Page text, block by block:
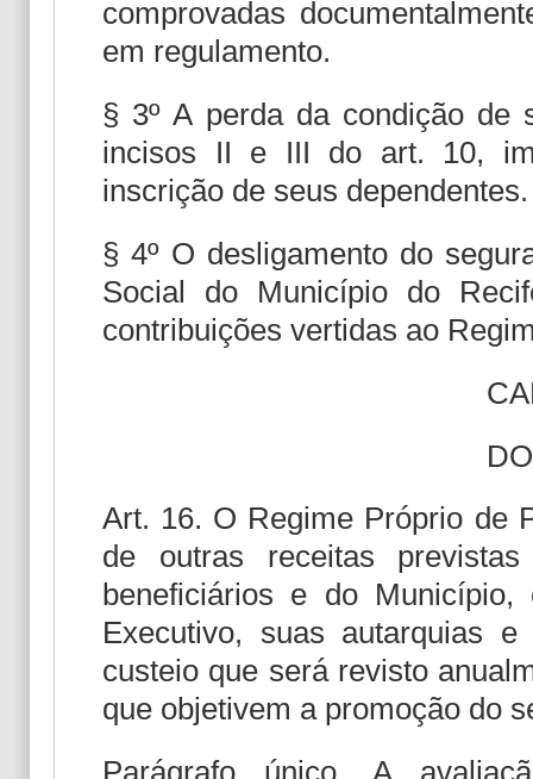
comprovadas
em regulamento.
§ 3º A perda da condição de
incisos II e III do art. 10,
inscrição de seus dependentes.
§ 4º O desligamento do
Social do Município do
contribuições vertidas ao
Art. 16. O Regime Próprio de
de outras receitas
beneficiários e do Município,
Executivo, suas autarquias
custeio que será revisto
que objetivem a promoção do